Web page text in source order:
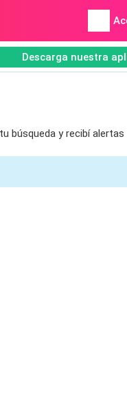
Descarga nuestra
búsqueda y recibí alertas